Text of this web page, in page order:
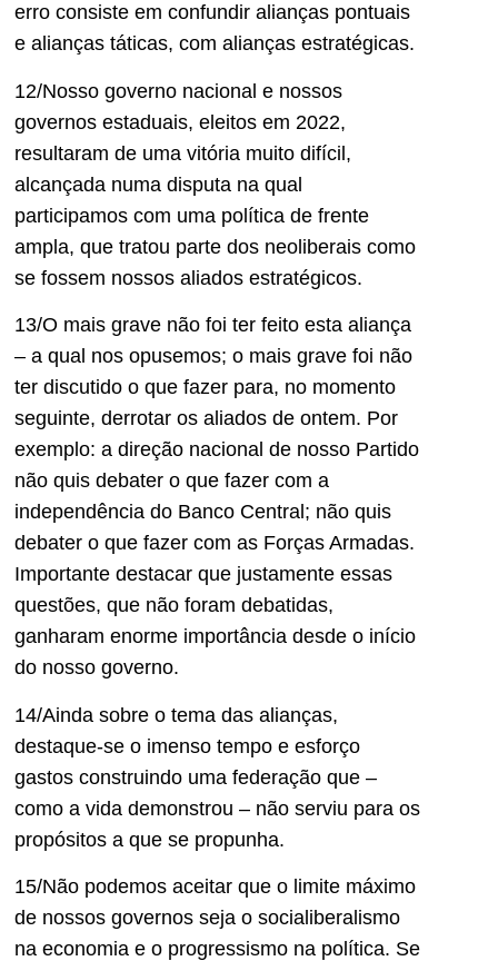
erro consiste em confundir alianças pontuais
e alianças táticas, com alianças estratégicas.
12/Nosso governo nacional e nossos
governos estaduais, eleitos em 2022,
resultaram de uma vitória muito difícil,
alcançada numa disputa na qual
participamos com uma política de frente
ampla, que tratou parte dos neoliberais como
se fossem nossos aliados estratégicos.
13/O mais grave não foi ter feito esta aliança
– a qual nos opusemos; o mais grave foi não
ter discutido o que fazer para, no momento
seguinte, derrotar os aliados de ontem. Por
exemplo: a direção nacional de nosso Partido
não quis debater o que fazer com a
independência do Banco Central; não quis
debater o que fazer com as Forças Armadas.
Importante destacar que justamente essas
questões, que não foram debatidas,
ganharam enorme importância desde o início
do nosso governo.
14/Ainda sobre o tema das alianças,
destaque-se o imenso tempo e esforço
gastos construindo uma federação que –
como a vida demonstrou – não serviu para os
propósitos a que se propunha.
15/Não podemos aceitar que o limite máximo
de nossos governos seja o socialiberalismo
na economia e o progressismo na política. Se